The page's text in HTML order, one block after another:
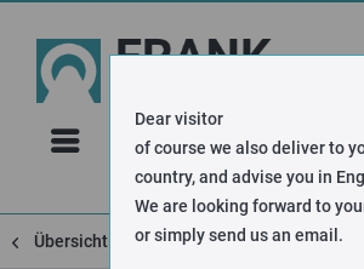
FAQ
Übersicht Seilrollen zweifach
Dear visitor
of course we also deliver to
country, and advise you in
We are looking forward to
or simply send us an email.